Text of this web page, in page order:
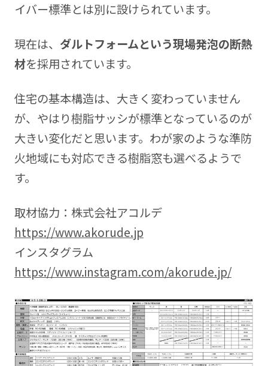
イバー標準とは別に設けられています。
現在は、 ダルトフォームという現場発泡の断熱
材を採用されています。
住宅の基本構造は、大きく変わっていません
が、やはり樹脂サッシが標準となっているのが
大きい変化だと思います。わが家のような準防
火地域にも対応できる樹脂窓も選べるようで
す。
取材協力：株式会社アコルデ
https://www.akorude.jp
インスタグラム
https://www.instagram.com/akorude.jp/